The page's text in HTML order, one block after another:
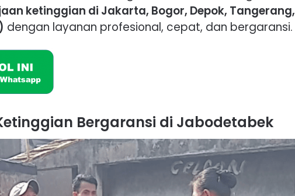
ketinggian di Jakarta, Bogor, Depok, Tangerang,
dengan layanan profesional, cepat, dan bergaransi.
Bergaransi di Jabodetabek